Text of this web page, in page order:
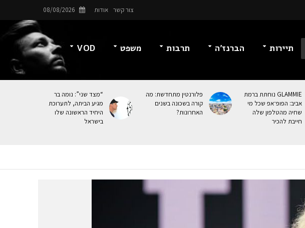
צור קשר אודות 08/08/2026
תיירות הברנז’ה תרבות משפט VOD
GLAMMIE נוחתת ברמת
אביב: הפופ־אפ שכל מי
שחיה מהטלפון שלה
חייבת להכיר
פלורנטין מתחדשת: מה
קורה בשכונה בשנים
האחרונות?
“מצד שני”: נומה בר
מגיע הביתה, לתערוכת
היחיד הראשונה שלו
בישראל